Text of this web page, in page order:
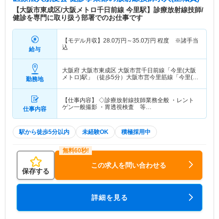
【大阪市東成区/大阪メトロ千日前線 今里駅】診療放射線技師/
健診を専門に取り扱う部署でのお仕事です
給与
【モデル月収】 28.0万円～35.0万円 程度 ※諸手当
込
勤務地
大阪府 大阪市東成区 大阪市営千日前線「今里(大阪
メトロ)駅」（徒歩5分）大阪市営今里筋線「今里(大
仕事内容
【仕事内容】 ◇診療放射線技師業務全般 ・レント
ゲン一般撮影 ・胃透視検査 等…
駅から徒歩5分以内 未経験OK 積極採用中
保存する
この求人を問い合わせる
詳細を見る